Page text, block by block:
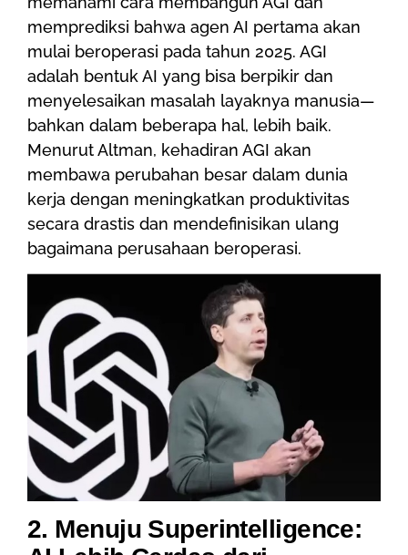
memprediksi bahwa agen AI pertama akan
mulai beroperasi pada tahun 2025. AGI
adalah bentuk AI yang bisa berpikir dan
menyelesaikan masalah layaknya manusia—
bahkan dalam beberapa hal, lebih baik.
Menurut Altman, kehadiran AGI akan
membawa perubahan besar dalam dunia
kerja dengan meningkatkan produktivitas
secara drastis dan mendefinisikan ulang
bagaimana perusahaan beroperasi.
2. Menuju Superintelligence: